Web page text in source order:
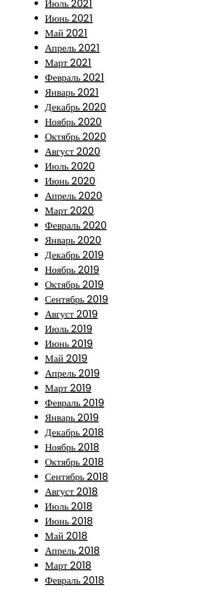
Июль 2021
Июнь 2021
Май 2021
Апрель 2021
Март 2021
Февраль 2021
Январь 2021
Декабрь 2020
Ноябрь 2020
Октябрь 2020
Август 2020
Июль 2020
Июнь 2020
Апрель 2020
Март 2020
Февраль 2020
Январь 2020
Декабрь 2019
Ноябрь 2019
Октябрь 2019
Сентябрь 2019
Август 2019
Июль 2019
Июнь 2019
Май 2019
Апрель 2019
Март 2019
Февраль 2019
Январь 2019
Декабрь 2018
Ноябрь 2018
Октябрь 2018
Сентябрь 2018
Август 2018
Июль 2018
Июнь 2018
Май 2018
Апрель 2018
Март 2018
Февраль 2018